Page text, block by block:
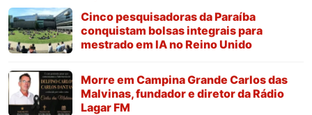
Cinco pesquisadoras da Paraíba
conquistam bolsas integrais para
mestrado em IA no Reino Unido
Morre em Campina Grande Carlos das
Malvinas, fundador e diretor da Rádio
Lagar FM